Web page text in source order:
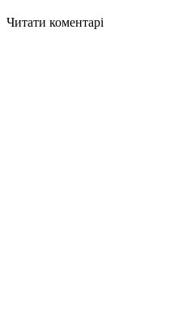
Читати коментарі